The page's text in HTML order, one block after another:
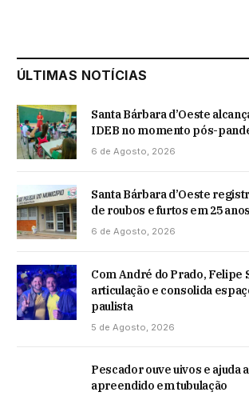
ÚLTIMAS NOTÍCIAS
Santa Bárbara d’Oeste
IDEB no momento pós-
6 de Agosto, 2026
Santa Bárbara d’Oeste
de roubos e furtos em 25 anos
6 de Agosto, 2026
Com André do Prado, Felipe
articulação e consolida
paulista
5 de Agosto, 2026
Pescador ouve uivos e ajuda
apreendido em tubulação